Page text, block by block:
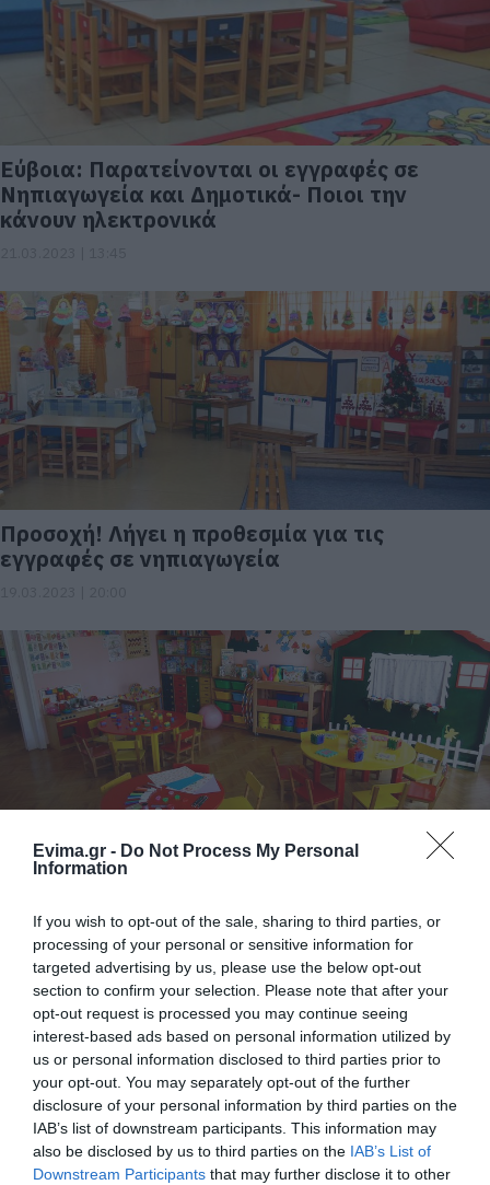
Evima.gr - Do Not Process My Personal
Information
If you wish to opt-out of the sale, sharing to third parties, or
processing of your personal or sensitive information for
targeted advertising by us, please use the below opt-out
section to confirm your selection. Please note that after your
opt-out request is processed you may continue seeing
interest-based ads based on personal information utilized by
us or personal information disclosed to third parties prior to
your opt-out. You may separately opt-out of the further
disclosure of your personal information by third parties on the
IAB’s list of downstream participants. This information may
also be disclosed by us to third parties on the IAB’s List of
Downstream Participants that may further disclose it to other
Εύβοια: Παρατείνονται οι εγγραφές σε
Νηπιαγωγεία και Δημοτικά- Ποιοι την
κάνουν ηλεκτρονικά
Προσοχή! Λήγει η προθεσμία για τις
εγγραφές σε νηπιαγωγεία
Εύβοια: Ξεκίνησαν εγγραφές σε προνήπια
κι η προθεσμία
01.03.2023 | 14:45